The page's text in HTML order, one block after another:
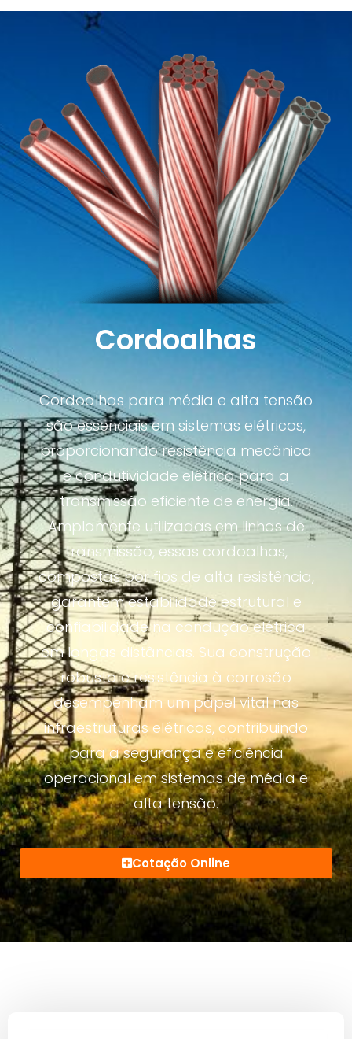
Cordoalhas
Cordoalhas para média e alta tensão
são essenciais em sistemas elétricos,
proporcionando resistência mecânica
e condutividade elétrica para a
transmissão eficiente de energia.
Amplamente utilizadas em linhas de
transmissão, essas cordoalhas,
compostas por fios de alta resistência,
garantem estabilidade estrutural e
confiabilidade na condução elétrica
em longas distâncias. Sua construção
robusta e resistência à corrosão
desempenham um papel vital nas
infraestruturas elétricas, contribuindo
para a segurança e eficiência
operacional em sistemas de média e
alta tensão.
Cotação Online